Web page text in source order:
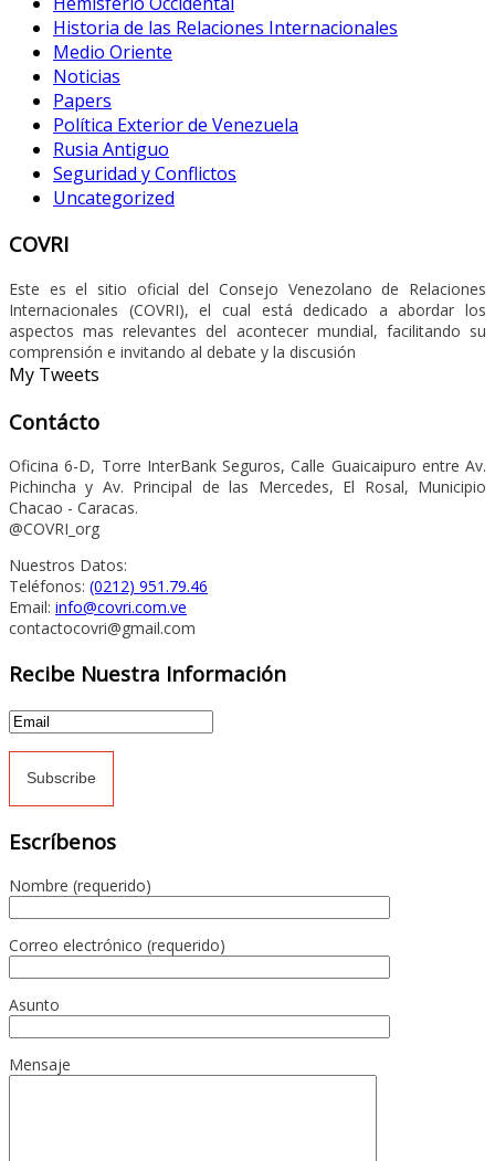
Historia de las Relaciones Internacionales
Medio Oriente
Noticias
Papers
Política Exterior de Venezuela
Rusia Antiguo
Seguridad y Conflictos
Uncategorized
COVRI
Este es el sitio oficial del Consejo Venezolano de Relaciones
Internacionales (COVRI), el cual está dedicado a abordar los
aspectos mas relevantes del acontecer mundial, facilitando su
comprensión e invitando al debate y la discusión
My Tweets
Contácto
Oficina 6-D, Torre InterBank Seguros, Calle Guaicaipuro entre Av.
Pichincha y Av. Principal de las Mercedes, El Rosal, Municipio
Chacao - Caracas.
@COVRI_org
Nuestros Datos:
Teléfonos: (0212) 951.79.46
Email: info@covri.com.ve
contactocovri@gmail.com
Recibe Nuestra Información
Escríbenos
Nombre (requerido)
Correo electrónico (requerido)
Asunto
Mensaje